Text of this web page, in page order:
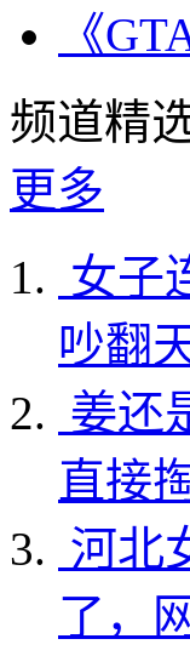
《
频道精
更多
女子
吵翻
姜还
直接
河北
了，